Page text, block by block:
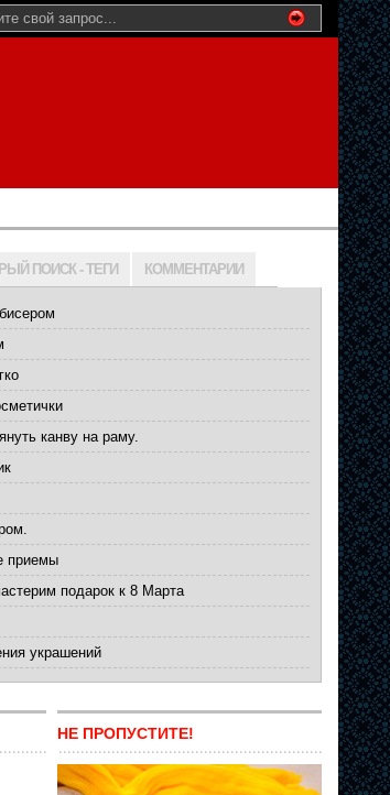
ПОИСК - ТЕГИ КОММЕНТАРИИ
канву на раму.
приемы
подарок к 8 Марта
украшений
НЕ ПРОПУСТИТЕ!